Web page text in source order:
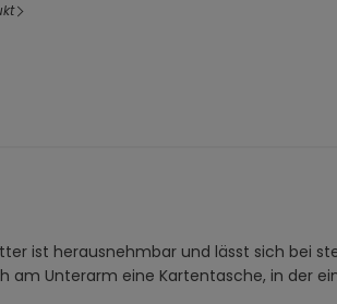
ist herausnehmbar und lässt sich bei
am Unterarm eine Kartentasche, in der